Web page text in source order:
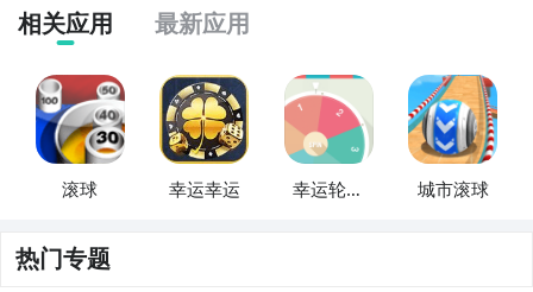
相关应用 最新应用
滚球 幸运幸运
幸运轮幸
城市滚球
热门专题